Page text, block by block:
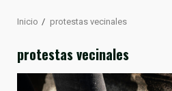
Inicio protestas vecinales
protestas vecinales